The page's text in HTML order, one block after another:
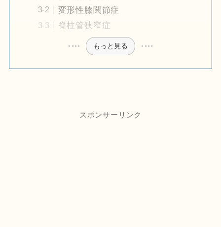
変形性膝関節症
脊柱管狭窄症
もっと見る
スポンサーリンク